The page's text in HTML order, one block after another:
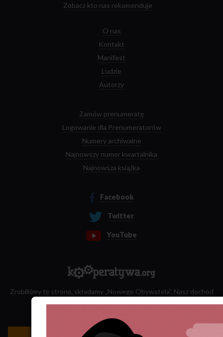
Zobacz kto nas rekomenduje
O nas
Kontakt
Manifest
Ludzie
Autorzy
Zamów prenumeratę
Logowanie dla Prenumeratorów
Numery archiwalne
Najnowszy numer kwartalnika
Najnowsza książka
Facebook
Twitter
YouTube
Zrobiliśmy tę stronę, składamy „Nowego Obywatela”. Nasz dochód